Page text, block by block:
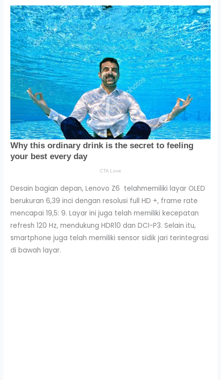
Desain bagian depan, Lenovo Z6 telahmemiliki layar OLED
berukuran 6,39 inci dengan resolusi full HD +, frame rate
mencapai 19,5: 9. Layar ini juga telah memiliki kecepatan
refresh 120 Hz, mendukung HDR10 dan DCI-P3. Selain itu,
smartphone juga telah memiliki sensor sidik jari terintegrasi
di bawah layar.